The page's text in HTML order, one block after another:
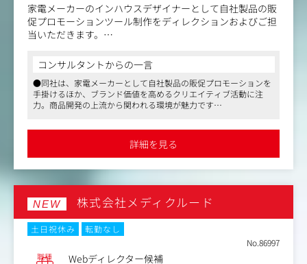
家電メーカーのインハウスデザイナーとして自社製品の販
促プロモーションツール制作をディレクションおよびご担
当いただきます。
告・カタログ・パッケージ・リーフレット・Web（HP、S
NS他）など、多岐にわたります。
全国の家電量販店、インテリアや雑貨の専門店などで販売
されていますので、店頭ツールや什器の制作も発生しま
す。
り、自前のハウススタジオや、オフィスのショールームに
はキッチンもありますので、スタイリストやカメラマンと
ブ・販促制作を行っていただく場合もございます。
▼募集ポジションについて
①組織強化のためアートディレクター兼デザイナーを募集
しています。（1名）
コンサルタントからの一言
●同社は、家電メーカーとして自社製品の販促プロモーションを
手掛けるほか、ブランド価値を高めるクリエイティブ活動に注
力。商品開発の上流から関われる環境が魅力です
ブック制作など、幅広いクリエイティブ業務に携われます
●渋谷駅徒歩4分の好立地で、年間休日125日や副業可など、柔軟
な働き方が可能です
詳細を見る
NEW 株式会社メディクルード
土日祝休み
転勤なし
No.86997
職種 Webディレクター候補